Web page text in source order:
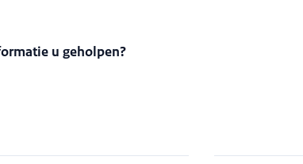
u geholpen?